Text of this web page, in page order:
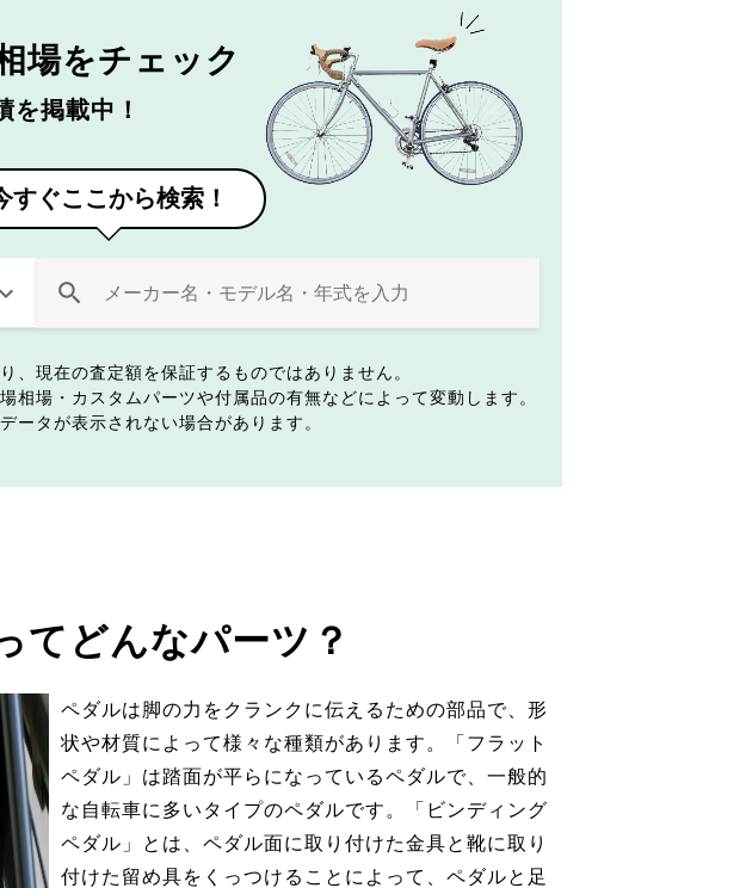
場をチェック
を掲載中！
すぐここから検索！
、現在の査定額を保証するものではありません。
相場・カスタムパーツや付属品の有無などによって変動します。
ータが表示されない場合があります。
てどんなパーツ？
ペダルは脚の力をクランクに伝えるための部品で、形
状や材質によって様々な種類があります。「フラット
ペダル」は踏面が平らになっているペダルで、一般的
な自転車に多いタイプのペダルです。「ビンディング
ペダル」とは、ペダル面に取り付けた金具と靴に取り
付けた留め具をくっつけることによって、ペダルと足